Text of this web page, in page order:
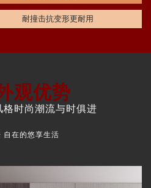
耐撞击抗变形更耐用
观优势
格时尚潮流与时俱进
自在的悠享生活